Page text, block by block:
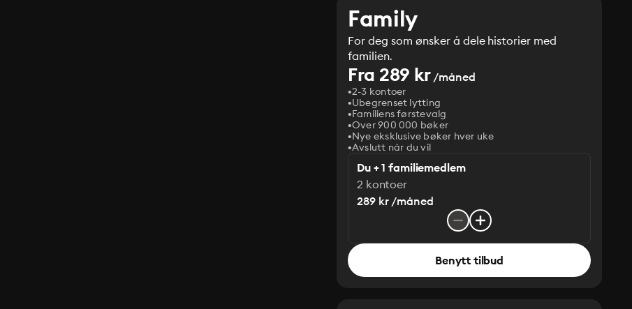
Family
For deg som ønsker å dele historier med
familien.
Fra 289 kr/måned
2-3 kontoer
Ubegrenset lytting
Familiens førstevalg
Over 900 000 bøker
Nye eksklusive bøker hver uke
Avslutt når du vil
Du + 1 familiemedlem
2 kontoer
289 kr /måned
Benytt tilbud